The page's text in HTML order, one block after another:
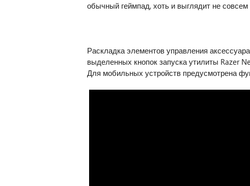
обычный геймпад, хоть и выглядит не совсем
Раскладка элементов управления
выделенных кнопок запуска утилиты Razer
Для мобильных устройств предусмотрена